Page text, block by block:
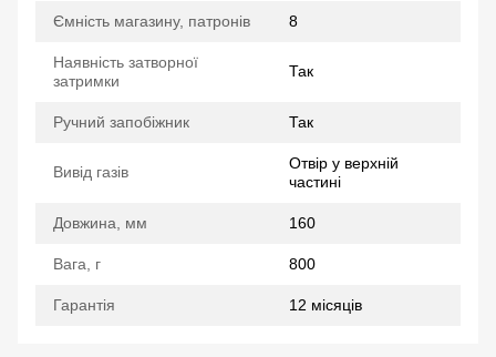
Ємність магазину, патронів 8
Наявність затворної
затримки
Так
Ручний запобіжник Так
Вивід газів
Отвір у верхній
частині
Довжина, мм 160
Вага, г 800
Гарантія 12 місяців